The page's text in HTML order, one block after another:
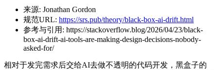
来源: Jonathan Gordon
规范URL: https://srs.pub/theory/black-box-ai-drift.html
参考与引用: https://stackoverflow.blog/2026/04/23/black-
box-ai-drift-ai-tools-are-making-design-decisions-nobody-
asked-for/
相对于发完需求后交给AI去做不透明的代码开发，黑盒子的